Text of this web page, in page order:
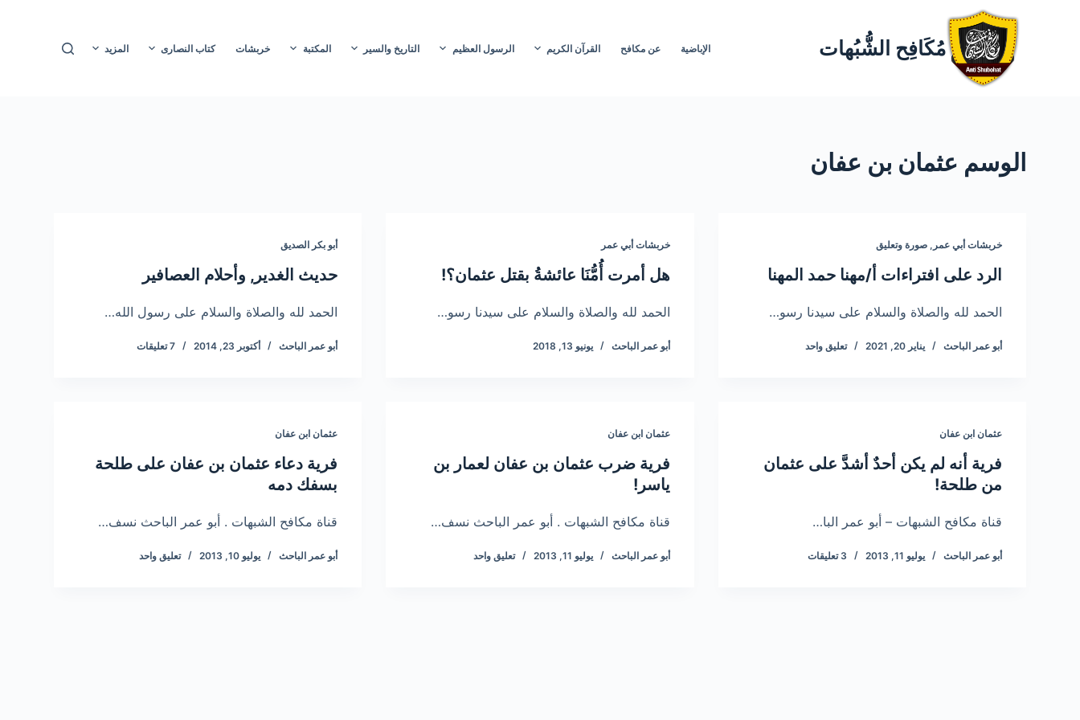
مُكَافِح الشُّبُهات الإباضية عن مكافح القرآن الكريم الرسول العظيم التاريخ والسير المكتبة خربشات كتاب النصارى المزيد
الوسم عثمان بن عفان
خربشات أبي عمر ,صورة وتعليق
الرد على افتراءات أ/مهنا حمد المهنا
الحمد لله والصلاة والسلام على سيدنا رسو…
أبو عمر الباحث يناير 20, 2021 تعليق واحد
خربشات أبي عمر
هل أمرت أُمُّنَا عائشةُ بقتل عثمان؟!
الحمد لله والصلاة والسلام على سيدنا رسو…
أبو عمر الباحث يونيو 13, 2018
أبو بكر الصديق
حديث الغدير, وأحلام العصافير
الحمد لله والصلاة والسلام على رسول الله…
أبو عمر الباحث أكتوبر 23, 2014 7 تعليقات
عثمان ابن عفان
فرية أنه لم يكن أحدٌ أشدَّ على عثمان
من طلحة!
قناة مكافح الشبهات – أبو عمر البا…
أبو عمر الباحث يوليو 11, 2013 3 تعليقات
عثمان ابن عفان
فرية ضرب عثمان بن عفان لعمار بن
ياسر!
قناة مكافح الشبهات . أبو عمر الباحث نسف…
أبو عمر الباحث يوليو 11, 2013 تعليق واحد
عثمان ابن عفان
فرية دعاء عثمان بن عفان على طلحة
بسفك دمه
قناة مكافح الشبهات . أبو عمر الباحث نسف…
أبو عمر الباحث يوليو 10, 2013 تعليق واحد